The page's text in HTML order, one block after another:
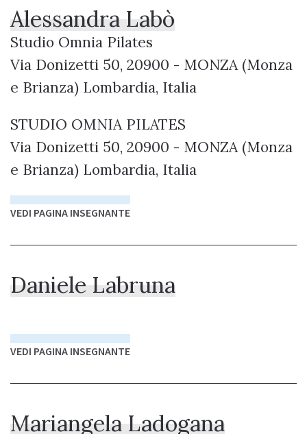
Alessandra Labò
Studio Omnia Pilates
Via Donizetti 50, 20900 - MONZA (Monza
e Brianza) Lombardia, Italia
STUDIO OMNIA PILATES
Via Donizetti 50, 20900 - MONZA (Monza
e Brianza) Lombardia, Italia
VEDI PAGINA INSEGNANTE
Daniele Labruna
VEDI PAGINA INSEGNANTE
Mariangela Ladogana